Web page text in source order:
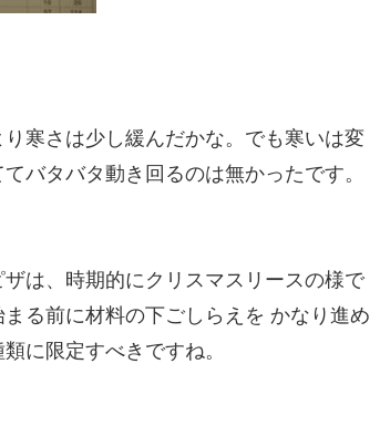
寒さは少し緩んだかな。でも寒いは変
バタバタ動き回るのは無かったです。
は、時期的にクリスマスリースの様で
る前に材料の下ごしらえを かなり進め
に限定すべきですね。